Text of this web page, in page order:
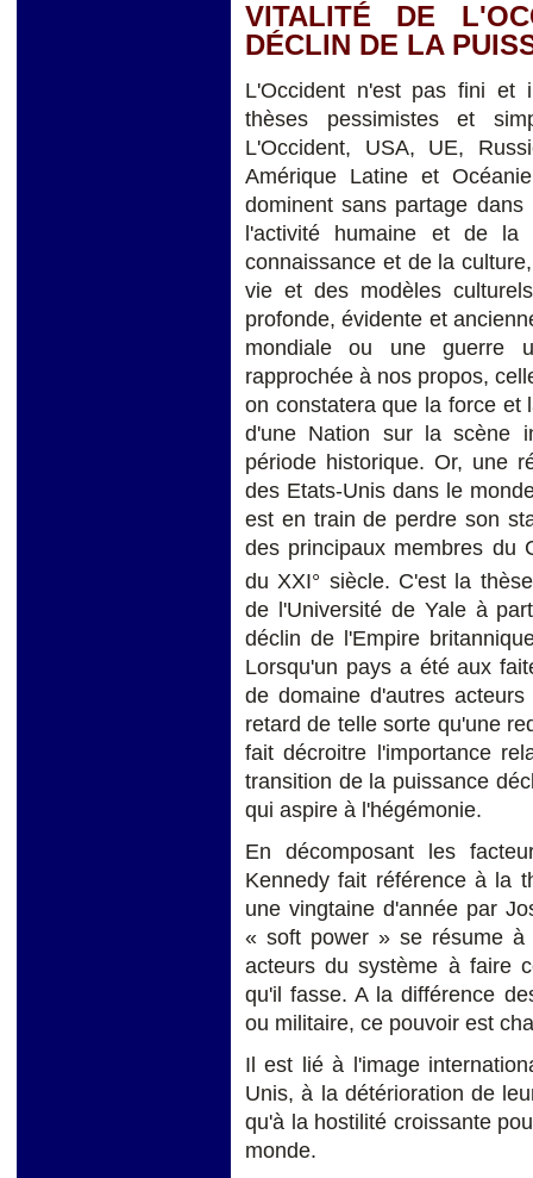
VITALITÉ DE
DÉCLIN DE LA
L'Occident n'est pas fini et
thèses pessimistes et
L'Occident, USA, UE,
Amérique Latine et
dominent sans partage
l'activité humaine et de
connaissance et de la
vie et des modèles
profonde, évidente et
mondiale ou une guerre
rapprochée à nos propos,
on constatera que la force et
d'une Nation sur la scène
période historique. Or, une
des Etats-Unis dans le
est en train de perdre son
des principaux membres du
du XXI° siècle. C'est la
de l'Université de Yale à
déclin de l'Empire
Lorsqu'un pays a été aux
de domaine d'autres
retard de telle sorte qu'une
fait décroitre l'importance
transition de la puissance
qui aspire à l'hégémonie.
En décomposant les
Kennedy fait référence à la
une vingtaine d'année par
« soft power » se résume à
acteurs du système à faire
qu'il fasse. A la différence
ou militaire, ce pouvoir est
Il est lié à l'image
Unis, à la détérioration de
qu'à la hostilité croissante
monde.